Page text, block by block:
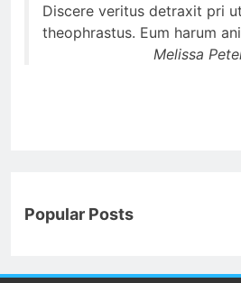
Discere veritus detraxit pri
theophrastus. Eum harum
Melissa
Popular Posts